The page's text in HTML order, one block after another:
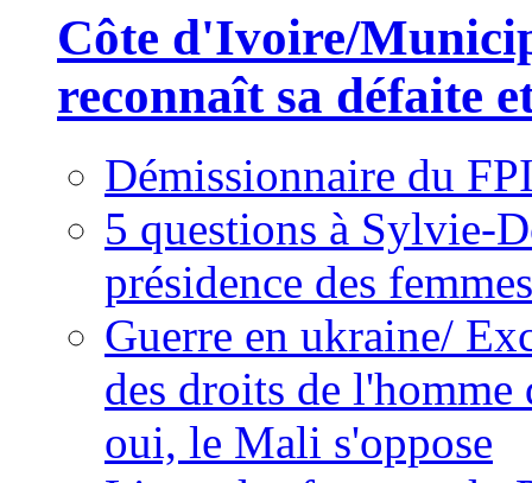
Côte d'Ivoire/
reconnaît sa défaite
Démissionnaire du
5 questions à Sylvie-
présidence des
Guerre en ukraine/
des droits de
oui, le Mali s'oppose